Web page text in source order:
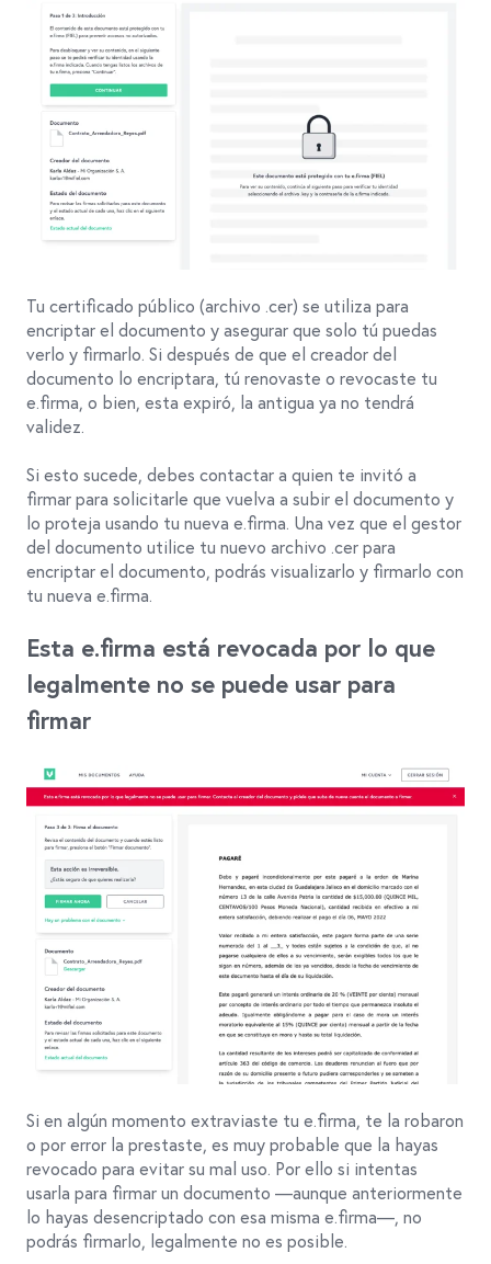
Tu certificado público (archivo .cer) se utiliza para
encriptar el documento y asegurar que solo tú puedas
verlo y firmarlo. Si después de que el creador del
documento lo encriptara, tú renovaste o revocaste tu
e.firma, o bien, esta expiró, la antigua ya no tendrá
validez.
Si esto sucede, debes contactar a quien te invitó a
firmar para solicitarle que vuelva a subir el documento y
lo proteja usando tu nueva e.firma. Una vez que el gestor
del documento utilice tu nuevo archivo .cer para
encriptar el documento, podrás visualizarlo y firmarlo con
tu nueva e.firma.
Esta e.firma está revocada por lo que
legalmente no se puede usar para
firmar
Si en algún momento extraviaste tu e.firma, te la robaron
o por error la prestaste, es muy probable que la hayas
revocado para evitar su mal uso. Por ello si intentas
usarla para firmar un documento —aunque anteriormente
lo hayas desencriptado con esa misma e.firma—, no
podrás firmarlo, legalmente no es posible.